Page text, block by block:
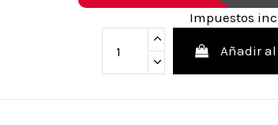
Impuestos
Añadir